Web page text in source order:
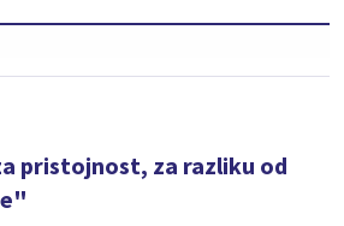
pristojnost, za razliku od